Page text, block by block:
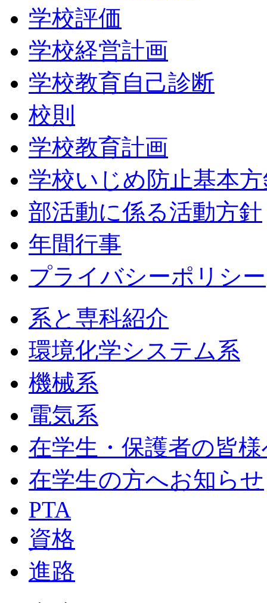
学校評価
学校経営計画
学校教育自己診断
校則
学校教育計画
学校いじめ防止基本
部活動に係る活動方針
年間行事
プライバシーポリシー
系と専科紹介
環境化学システム系
機械系
電気系
在学生・保護者の皆
在学生の方へお知らせ
PTA
資格
進路